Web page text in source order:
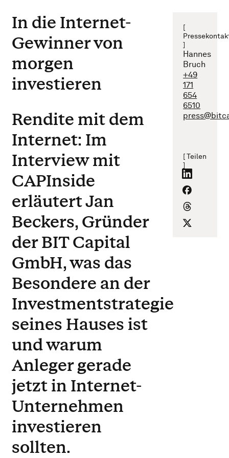
In die Internet-
Gewinner von
morgen
investieren
Rendite mit dem
Internet: Im
Interview mit
CAPInside
erläutert Jan
Beckers, Gründer
der BIT Capital
GmbH, was das
Besondere an der
Investmentstrategie
seines Hauses ist
und warum
Anleger gerade
jetzt in Internet-
Unternehmen
investieren
sollten.
[
]
Hannes
Bruch
+49
171
654
6510
[ Teilen
]